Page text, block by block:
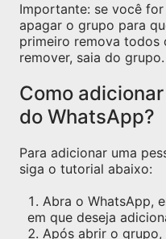
Importante: se você
apagar o grupo para
primeiro remova todos
remover, saia do grupo.
Como
do WhatsApp?
Para adicionar uma
siga o tutorial abaixo:
Abra o WhatsApp,
em que deseja
Após abrir o